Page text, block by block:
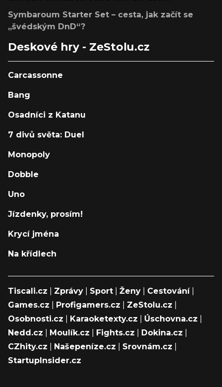
Symbaroum Starter Set – cesta, jak začít se
„švédským DnD“?
Deskové hry - ZeStolu.cz
Carcassonne
Bang
Osadníci z Katanu
7 divů světa: Duel
Monopoly
Dobble
Uno
Jízdenky, prosím!
Krycí jména
Na křídlech
Tiscali.cz Zprávy Sport Ženy Cestování|
Games.cz
Profigamers.cz ZeStolu.cz
Osobnosti.cz
Karaoketexty.cz Úschovna.cz
Nedd.cz
Moulík.cz Fights.cz Dokina.cz
CZhity.cz
Našepeníze.cz Srovnám.cz
StartupInsider.cz